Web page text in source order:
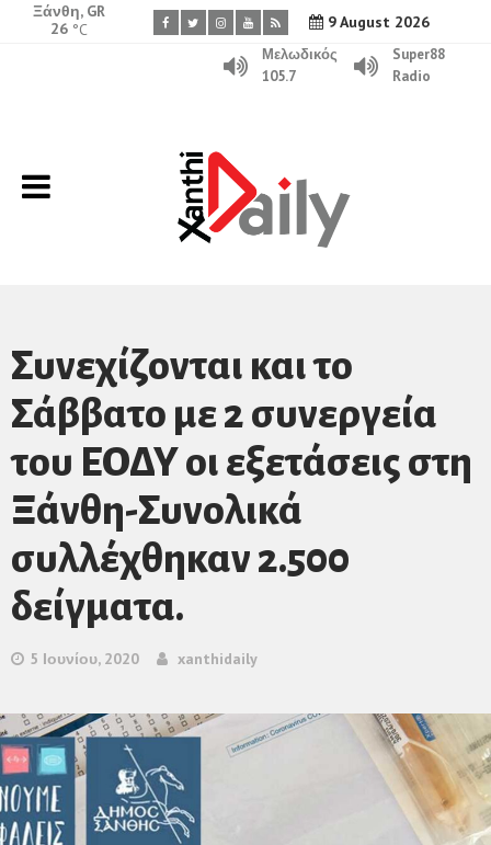
9 August 2026
Ξάνθη, GR
26 °C
Μελωδικός
105.7
Super88
Radio
Συνεχίζονται και το
Σάββατο με 2 συνεργεία
του ΕΟΔΥ οι εξετάσεις στη
Ξάνθη-Συνολικά
συλλέχθηκαν 2.500
δείγματα.
5 Ιουνίου, 2020 xanthidaily